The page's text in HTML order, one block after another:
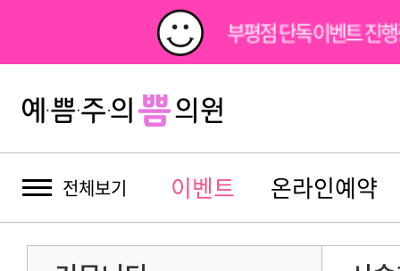
부평점 단독이벤트 진
전체보기 이벤트 온라인예약